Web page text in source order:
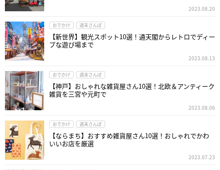
2023.08.20
おでかけ 週末さんぽ
【新世界】観光スポット10選！通天閣からレトロでディー
プな遊び場まで
2023.08.13
おでかけ 週末さんぽ
【神戸】おしゃれな雑貨屋さん10選！北欧＆アンティーク
雑貨を三宮や元町で
2023.08.06
おでかけ 週末さんぽ
【ならまち】おすすめ雑貨屋さん10選！おしゃれでかわ
いいお店を厳選
2023.07.23